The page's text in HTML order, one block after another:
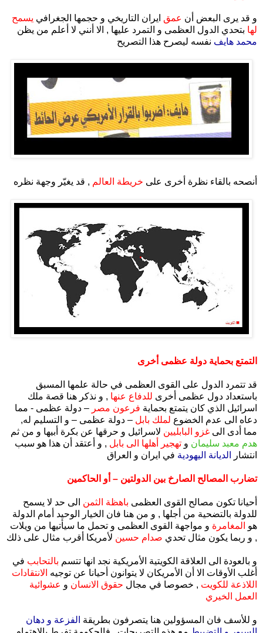
و قد يرى البعض أن عمق ايران التاريخي و حجمها الجغرافي يسمح
لها بتحدي الدول العظمى و التمرد عليها , الا أنني لا أعلم من يظن
محمد هايف نفسه ليصرح هذا التصريح
أنصحه بالقاء نظرة أخرى على خريطة العالم , قد يغيّر وجهة نظره
التمتع بحماية دولة عظمى أخرى
قد تتمرد الدول على القوى العظمى في حالة علمها المسبق
باستعداد دول عظمى أخرى للدفاع عنها , و نذكر هنا قصة ملك
اسرائيل الذي كان يتمتع بحماية فرعون مصر – دولة عظمى - مما
دعاه الى عدم الخضوع لملك بابل – دولة عظمى – و التسليم له,
مما أدى الى غزو البابليين لاسرائيل و حرقها عن بكرة أبيها و من ثم
هدم معبد سليمان و تهجير أهلها الى بابل , و أعتقد أن هذا هو سبب
انتشار
الديانة اليهودية في ايران و العراق
تضارب المصالح الصارخ بين الدولتين – أو الحاكمين
أحيانا تكون مصالح القوى العظمى باهظة الثمن الى حد لا يسمح
للدولة بالتضحية من أجلها , و من هنا فان الخيار الوحيد أمام الدولة
هو المغامرة و مواجهة القوى العظمى و تحمل ما سيأتيها من ويلات
, و ربما يكون مثال تحدي صدام حسين لأمريكا أقرب مثال على ذلك
و بالعودة الى العلاقة الكويتية الأمريكية نجد انها تتسم بالتحابب في
أغلب الأوقات الا أن الأمريكان لا يتوانون أحيانا عن توجيه الانتقادات
اللاذعة للكويت , خصوصا في مجال حقوق الانسان و عشوائية
العمل الخيري
و للأسف فان المسؤولين هنا يتصرفون بطريقة الفزعة و دهان